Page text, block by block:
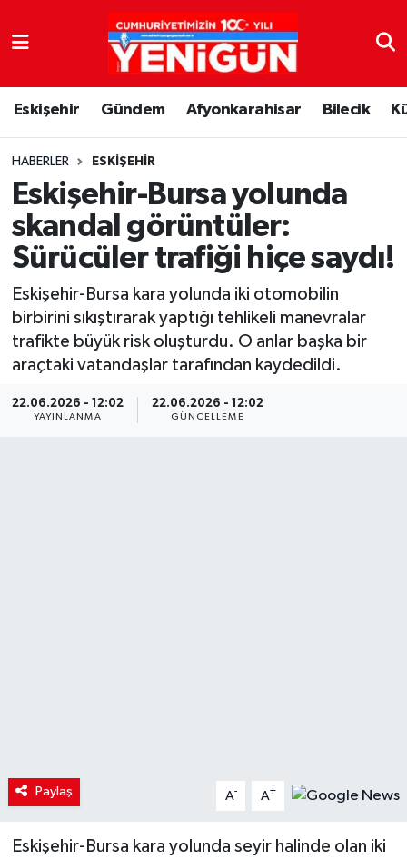
Eskişehir Gündem Afyonkarahisar Bilecik
HABERLER ESKIŞEHIR
Eskişehir-Bursa yolunda
skandal görüntüler:
Sürücüler trafiği hiçe saydı!
Eskişehir-Bursa kara yolunda iki otomobilin
birbirini sıkıştırarak yaptığı tehlikeli manevralar
trafikte büyük risk oluşturdu. O anlar başka bir
araçtaki vatandaşlar tarafından kaydedildi.
22.06.2026 - 12:02
YAYINLANMA
22.06.2026 - 12:02
GÜNCELLEME
Paylaş A- A+
Eskişehir-Bursa kara yolunda seyir halinde olan iki
Nöbetçi Eczaneler
Hava Durumu
Trafik Durumu
Süper Lig Puan Durumu ve Fikstür
Tüm Manşetler
Son Dakika Haberleri
Haber Arşivi